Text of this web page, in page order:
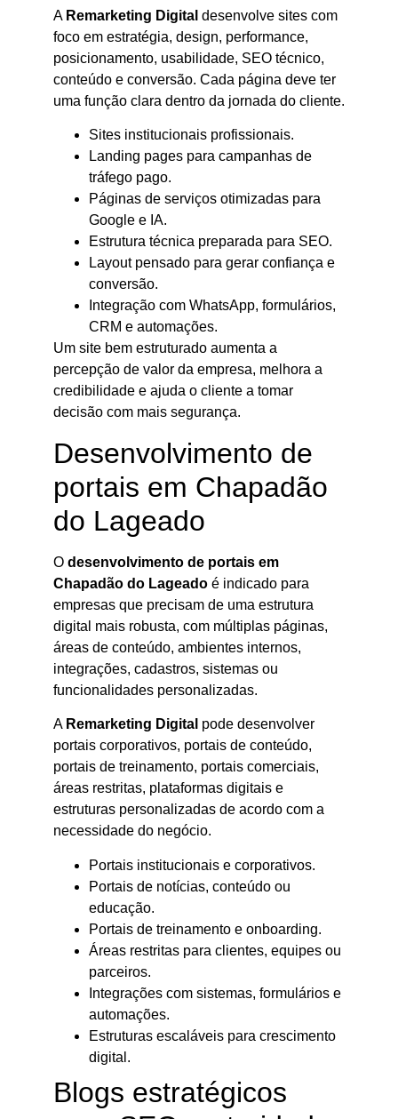
A Remarketing Digital desenvolve sites com
foco em estratégia, design, performance,
posicionamento, usabilidade, SEO técnico,
conteúdo e conversão. Cada página deve ter
uma função clara dentro da jornada do cliente.
Sites institucionais profissionais.
Landing pages para campanhas de
tráfego pago.
Páginas de serviços otimizadas para
Google e IA.
Estrutura técnica preparada para SEO.
Layout pensado para gerar confiança e
conversão.
Integração com WhatsApp, formulários,
CRM e automações.
Um site bem estruturado aumenta a
percepção de valor da empresa, melhora a
credibilidade e ajuda o cliente a tomar
decisão com mais segurança.
Desenvolvimento de
portais em Chapadão
do Lageado
O desenvolvimento de portais em
Chapadão do Lageado é indicado para
empresas que precisam de uma estrutura
digital mais robusta, com múltiplas páginas,
áreas de conteúdo, ambientes internos,
integrações, cadastros, sistemas ou
funcionalidades personalizadas.
A Remarketing Digital pode desenvolver
portais corporativos, portais de conteúdo,
portais de treinamento, portais comerciais,
áreas restritas, plataformas digitais e
estruturas personalizadas de acordo com a
necessidade do negócio.
Portais institucionais e corporativos.
Portais de notícias, conteúdo ou
educação.
Portais de treinamento e onboarding.
Áreas restritas para clientes, equipes ou
parceiros.
Integrações com sistemas, formulários e
automações.
Estruturas escaláveis para crescimento
digital.
Blogs estratégicos